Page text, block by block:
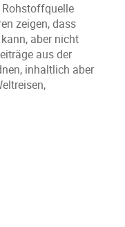
Rohstoffquelle
zeigen, dass
aber nicht
aus der
inhaltlich aber